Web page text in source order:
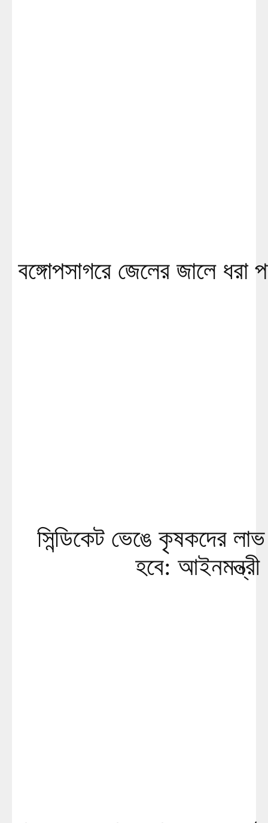
বঙ্গোপসাগরে জেলের জালে
সিন্ডিকেট ভেঙে কৃষকদের লাভ
হবে: আইনমন্ত্রী